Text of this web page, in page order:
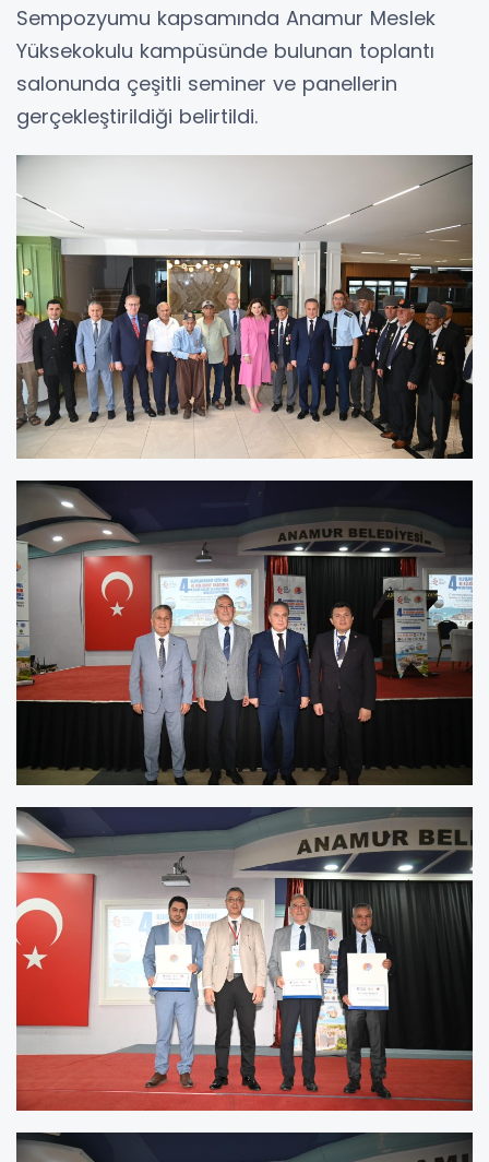
Sempozyumu kapsamında Anamur Meslek
Yüksekokulu kampüsünde bulunan toplantı
salonunda çeşitli seminer ve panellerin
gerçekleştirildiği belirtildi.